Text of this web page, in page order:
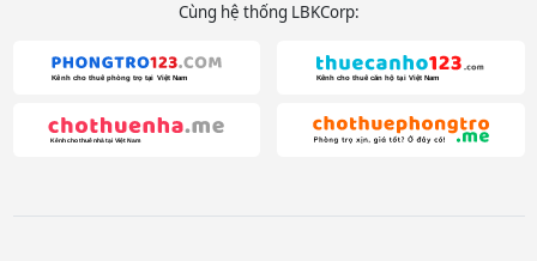
Cùng hệ thống LBKCorp: